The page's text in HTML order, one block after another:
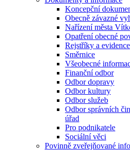
Koncepční
Obecně závazné
Nařízení města
Opatření obecné
Rejstříky a evidence
Směrnice
Všeobecné
Finanční odbor
Odbor dopravy
Odbor kultury
Odbor služeb
Odbor správních
úřad
Pro podnikatele
Sociální věci
Povinně zveřejňované